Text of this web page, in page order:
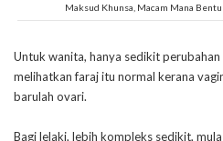
Maksud Khunsa, Macam Mana
Untuk wanita, hanya sedikit
melihatkan faraj itu normal kerana
barulah ovari.
Bagi lelaki, lebih kompleks sedikit,